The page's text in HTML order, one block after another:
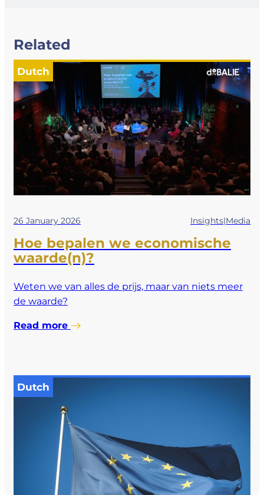
Related
Dutch
26 January 2026 Insights|Media
Hoe bepalen we economische
waarde(n)?
Weten we van alles de prijs, maar van niets meer
de waarde?
Read more
Dutch